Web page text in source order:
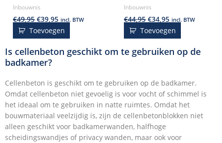
Inbouwnis
€49,95 €39,95 incl. BTW
Toevoegen
Inbouwnis
€44,95 €34,95 incl. BTW
Toevoegen
Is cellenbeton geschikt om te gebruiken op de
badkamer?
Cellenbeton is geschikt om te gebruiken op de badkamer.
Omdat cellenbeton niet gevoelig is voor vocht of schimmel is
het ideaal om te gebruiken in natte ruimtes. Omdat het
bouwmateriaal veelzijdig is, zijn de cellenbetonblokken niet
alleen geschikt voor badkamerwanden, halfhoge
scheidingswandjes of privacy wanden, maar ook voor